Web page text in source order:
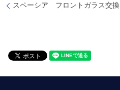
スペーシア フロントガラス交換